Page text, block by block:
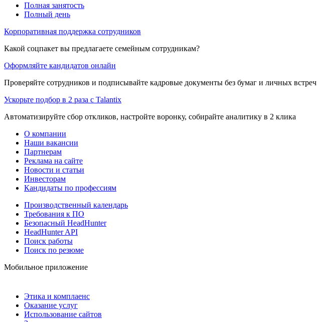
Полная занятость
Полный день
Корпоративная поддержка сотрудников
Какой соцпакет вы предлагаете семейным сотрудникам?
Оформляйте кандидатов онлайн
Проверяйте сотрудников и подписывайте кадровые документы без бумаг и личных встреч
Ускорьте подбор в 2 раза с Talantix
Автоматизируйте сбор откликов, настройте воронку, собирайте аналитику в 2 клика
О компании
Наши вакансии
Партнерам
Реклама на сайте
Новости и статьи
Инвесторам
Кандидаты по профессиям
Производственный календарь
Требования к ПО
Безопасный HeadHunter
HeadHunter API
Поиск работы
Поиск по резюме
Мобильное приложение
Этика и комплаенс
Оказание услуг
Использование сайтов